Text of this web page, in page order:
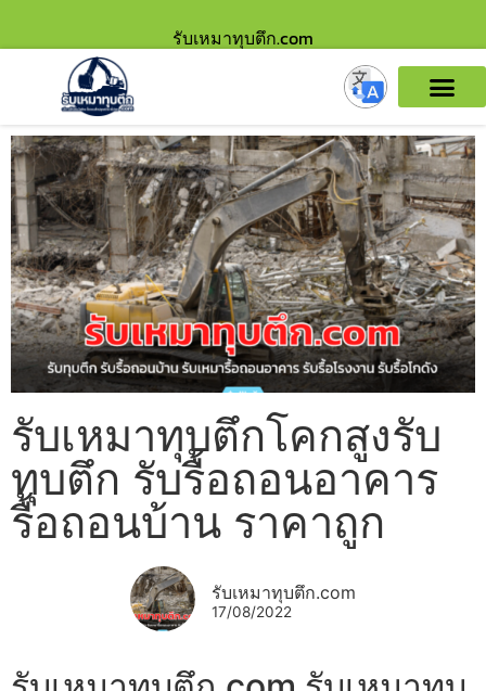
รับเหมาทุบตึก.com
รับเหมาทุบตึกโคกสูงรับ
ทุบตึก รับรื้อถอนอาคาร
รื้อถอนบ้าน ราคาถูก
รับเหมาทุบตึก.com
17/08/2022